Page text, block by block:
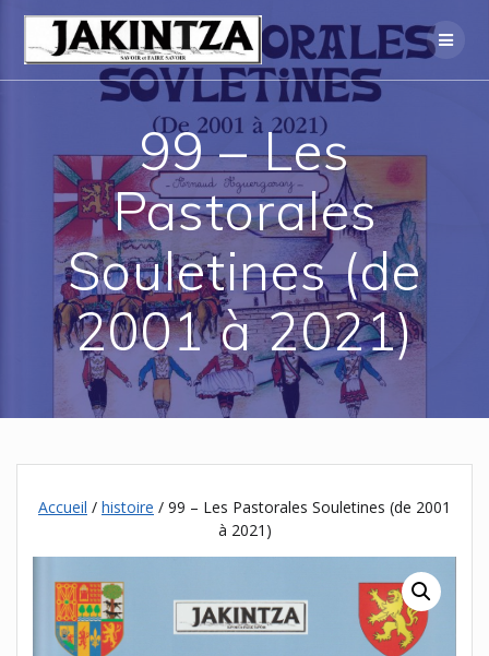
Skip
to
content
99 – Les
Pastorales
Souletines (de
2001 à 2021)
Accueil / histoire / 99 – Les Pastorales Souletines (de 2001
à 2021)